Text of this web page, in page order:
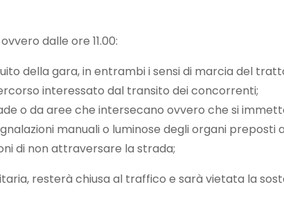
dalle ore 11.00:
della gara, in entrambi i sensi di marcia del
interessato dal transito dei concorrenti;
o da aree che intersecano ovvero che si
manuali o luminose degli organi preposti
di non attraversare la strada;
resterà chiusa al traffico e sarà vietata la